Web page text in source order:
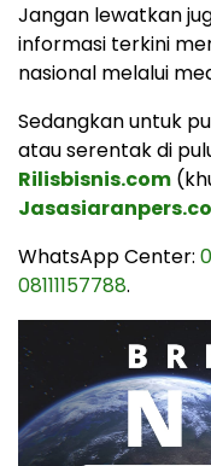
Jangan lewatkan
informasi terkini
nasional melalui
Sedangkan untuk
atau serentak di
Rilisbisnis.com
WhatsApp Center:
08111157788.